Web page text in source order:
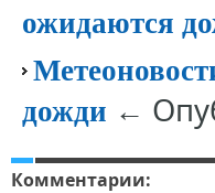
ожидаются
дожди ←
Комментарии: